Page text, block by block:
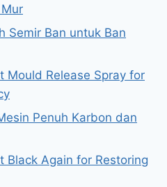
Semir Ban untuk Ban
Mould Release Spray for
Penuh Karbon dan
Black Again for Restoring